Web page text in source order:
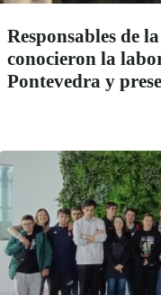
Responsables de
conocieron la
Pontevedra y